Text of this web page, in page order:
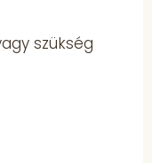
szükség